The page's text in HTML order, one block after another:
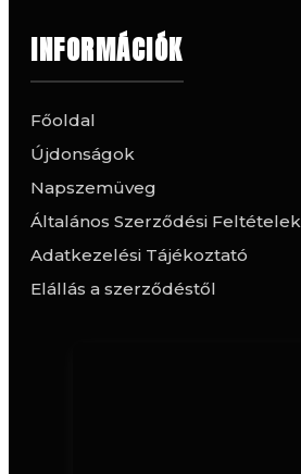
INFORMÁCIÓK
Főoldal
Újdonságok
Napszemüveg
Általános Szerződési Feltételek
Adatkezelési Tájékoztató
Elállás a szerződéstől